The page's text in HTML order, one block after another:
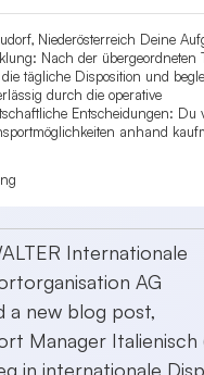
Niederösterreich Deine
Nach der übergeordneten
tägliche Disposition und
durch die operative
Entscheidungen: Du
anhand
Internationale
AG
a new blog post,
Manager Italienisch
in internationale